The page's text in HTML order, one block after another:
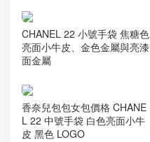
CHANEL 22 小號手袋 焦糖色
亮面小牛皮、金色金屬與亮漆
面金屬
香奈兒包包女包價格 CHANE
L 22 中號手袋 白色亮面小牛
皮 黑色 LOGO